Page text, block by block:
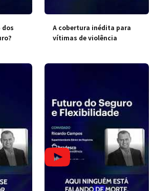
dos
A cobertura inédita para
vítimas de violência